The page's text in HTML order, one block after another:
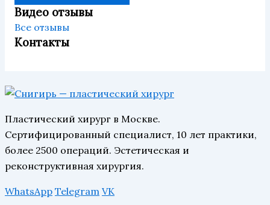
Видео отзывы
Все отзывы
Контакты
Пластический хирург в Москве.
Сертифицированный специалист, 10 лет практики,
более 2500 операций. Эстетическая и
реконструктивная хирургия.
WhatsApp Telegram VK